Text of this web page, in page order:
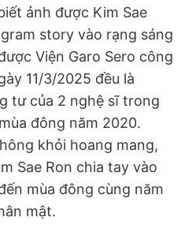
ảnh được Kim Sae
story vào rạng sáng
Viện Garo Sero công
11/3/2025 đều là
tư của 2 nghệ sĩ trong
đông năm 2020.
khỏi hoang mang,
Sae Ron chia tay vào
mùa đông cùng năm
mật.